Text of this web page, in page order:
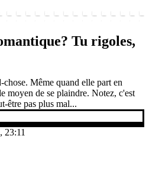
Tu rigoles,
Même quand elle part en
moyen de se plaindre. Notez, c'est
être pas plus mal...
23:11